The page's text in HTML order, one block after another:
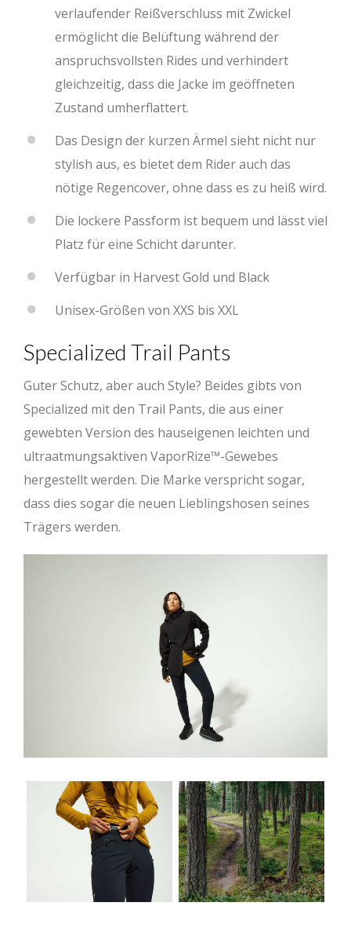
verlaufender Reißverschluss mit Zwickel
ermöglicht die Belüftung während der
anspruchsvollsten Rides und verhindert
gleichzeitig, dass die Jacke im geöffneten
Zustand umherflattert.
Das Design der kurzen Ärmel sieht nicht nur
stylish aus, es bietet dem Rider auch das
nötige Regencover, ohne dass es zu heiß wird.
Die lockere Passform ist bequem und lässt viel
Platz für eine Schicht darunter.
Verfügbar in Harvest Gold und Black
Unisex-Größen von XXS bis XXL
Specialized Trail Pants
Guter Schutz, aber auch Style? Beides gibts von
Specialized mit den Trail Pants, die aus einer
gewebten Version des hauseigenen leichten und
ultraatmungsaktiven VaporRize™-Gewebes
hergestellt werden. Die Marke verspricht sogar,
dass dies sogar die neuen Lieblingshosen seines
Trägers werden.